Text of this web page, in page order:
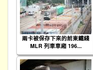
兩卡被保存下來的前東鐵綫
MLR 列車車廂 196...